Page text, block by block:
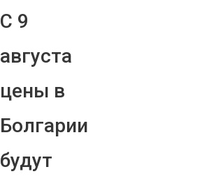
С 9
августа
цены в
Болгарии
будут